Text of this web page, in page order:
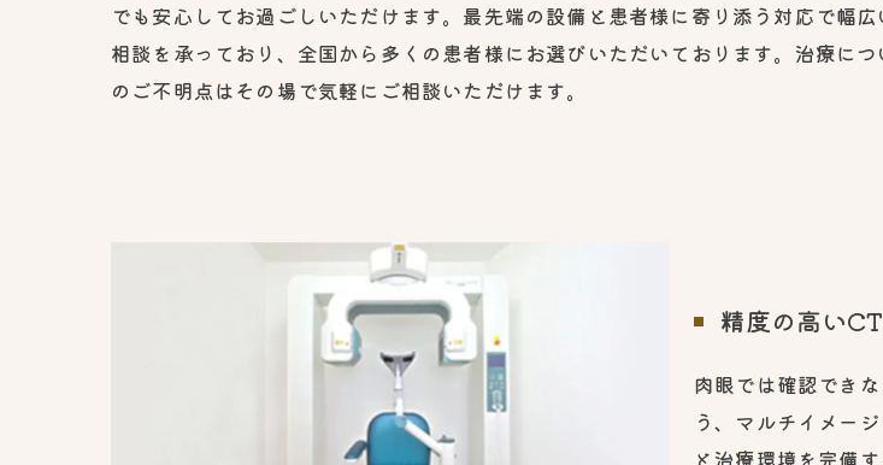
でも安心してお過ごしいただけます。最先端の設備と患者様に寄り添う対応で幅広
相談を承っており、全国から多くの患者様にお選びいただいております。治療につ
のご不明点はその場で気軽にご相談いただけます。
精度の高い
肉眼では確認でき
う、マルチイメー